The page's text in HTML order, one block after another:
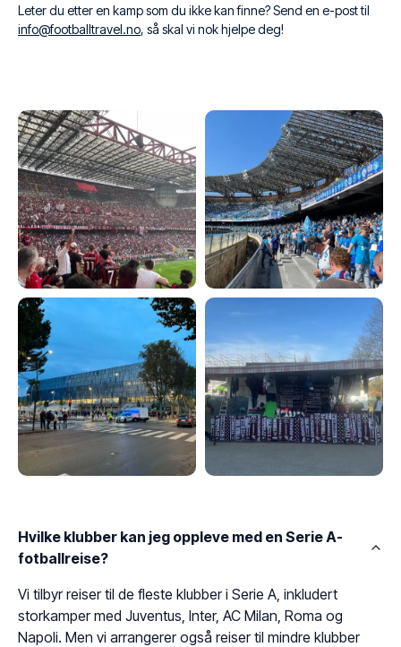
Leter du etter en kamp som du ikke kan finne? Send en e-post til
info@footballtravel.no, så skal vi nok hjelpe deg!
Hvilke klubber kan jeg oppleve med en Serie A-
fotballreise?
Vi tilbyr reiser til de fleste klubber i Serie A, inkludert
storkamper med Juventus, Inter, AC Milan, Roma og
Napoli. Men vi arrangerer også reiser til mindre klubber